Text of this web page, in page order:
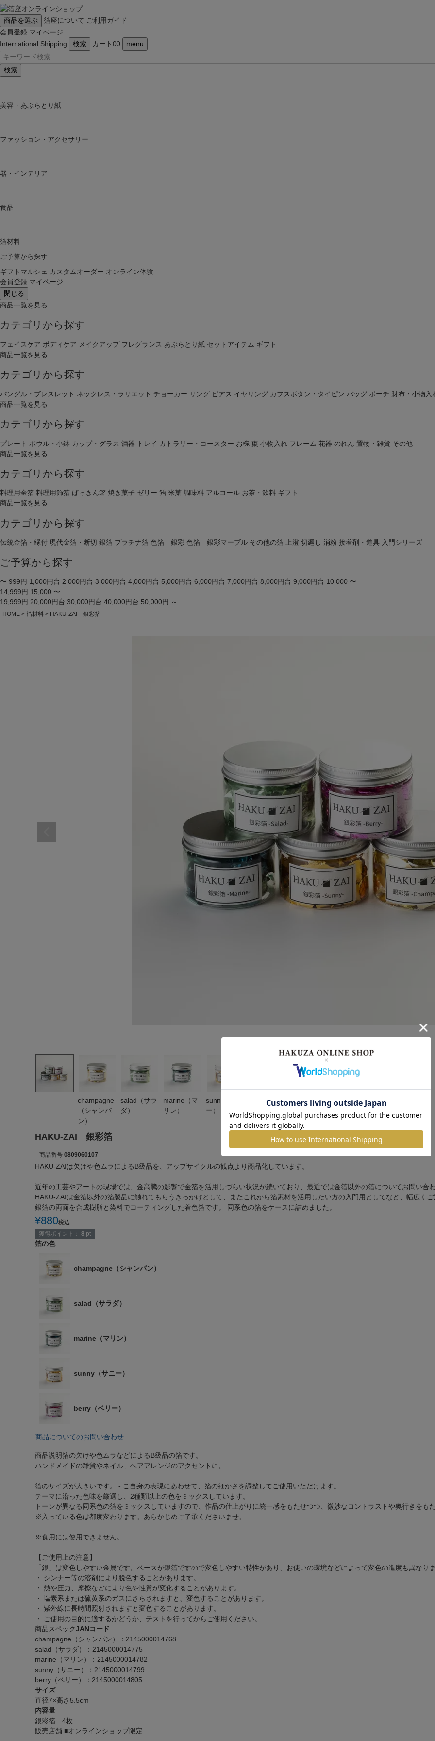
商品を選ぶ 箔座について ご利用ガイド
会員登録 マイページ
International Shipping
検索 カート00 menu
検索
美容・あぶらとり紙
ファッション・アクセサリー
器・インテリア
食品
箔材料
ご予算から探す
ギフトマルシェ カスタムオーダー オンライン体験
会員登録 マイページ
閉じる
商品一覧を見る
カテゴリから探す
フェイスケア ボディケア メイクアップ フレグランス あぶらとり紙 セットアイテム ギフト
商品一覧を見る
カテゴリから探す
バングル・ブレスレット ネックレス・ラリエット チョーカー リング ピアス イヤリング カフスボタン・タイピン バッグ ポーチ 財布・小物入
商品一覧を見る
カテゴリから探す
プレート ボウル・小鉢 カップ・グラス 酒器 トレイ カトラリー・コースター お椀 棗 小物入れ フレーム 花器 のれん 置物・雑貨 その他
商品一覧を見る
カテゴリから探す
料理用金箔 料理用飾箔 ぱっきん箸 焼き菓子 ゼリー 飴 米菓 調味料 アルコール お茶・飲料 ギフト
商品一覧を見る
カテゴリから探す
伝統金箔・縁付 現代金箔・断切 銀箔 プラチナ箔 色箔 銀彩 色箔 銀彩マーブル その他の箔 上澄 切廻し 消粉 接着剤・道具 入門シリーズ
ご予算から探す
〜 999円 1,000円台 2,000円台 3,000円台 4,000円台 5,000円台 6,000円台 7,000円台 8,000円台 9,000円台 10,000 〜
14,999円 15,000 〜
19,999円 20,000円台 30,000円台 40,000円台 50,000円 ～
HOME 箔材料 HAKU-ZAI 銀彩箔
champagne
（シャンパ
ン）
salad（サラ
ダ）
marine（マ
リン）
sunny（サニ
ー）
berry（ベリ
HAKU-ZAI 銀彩箔
商品番号 0809060107
HAKU-ZAIは欠けや色ムラによるB級品を、アップサイクルの観点より商品化しています。
近年の工芸やアートの現場では、金高騰の影響で金箔を活用しづらい状況が続いており、最近では金箔以外の箔についてお問い合
HAKU-ZAIは金箔以外の箔製品に触れてもらうきっかけとして、またこれから箔素材を活用したい方の入門用としてなど、幅広く
銀箔の両面を合成樹脂と染料でコーティングした着色箔です。 同系色の箔をケースに詰めました。
¥880税込
獲得ポイント： 8 pt
箔の色
champagne（シャンパン）
salad（サラダ）
marine（マリン）
sunny（サニー）
berry（ベリー）
商品についてのお問い合わせ
商品説明箔の欠けや色ムラなどによるB級品の箔です。
ハンドメイドの雑貨やネイル、ヘアアレンジのアクセントに。
箔のサイズが大きいです。 - ご自身の表現にあわせて、箔の細かさを調整してご使用いただけます。
テーマに沿った色味を厳選し、2種類以上の色をミックスしています。
トーンが異なる同系色の箔をミックスしていますので、作品の仕上がりに統一感をもたせつつ、微妙なコントラストや奥行きをも
※入っている色は都度変わります。あらかじめご了承くださいませ。
※食用には使用できません。
【ご使用上の注意】
「銀」は変色しやすい金属です。ベースが銀箔ですので変色しやすい特性があり、お使いの環境などによって変色の進度も異なり
・ シンナー等の溶剤により脱色することがあります。
・ 熱や圧力、摩擦などにより色や性質が変化することがあります。
・ 塩素系または硫黄系のガスにさらされますと、変色することがあります。
・ 紫外線に長時間照射されますと変色することがあります。
・ ご使用の目的に適するかどうか、テストを行ってからご使用ください。
商品スペックJANコード
champagne（シャンパン）：2145000014768
salad（サラダ）：2145000014775
marine（マリン）：2145000014782
sunny（サニー）：2145000014799
berry（ベリー）：2145000014805
サイズ
直径7×高さ5.5cm
内容量
銀彩箔 4枚
販売店舗 ■オンラインショップ限定